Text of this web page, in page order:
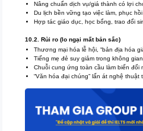
Nâng chuẩn dịch vụ/giá thành có lợi
Du lịch bền vững tạo việc làm, phục
Hợp tác giáo dục, học bổng, trao đổi
10.2. Rủi ro (lo ngại mất bản sắc)
Thương mại hóa lễ hội, “bản địa hóa
Tiếng mẹ đẻ suy giảm trong không
Chuỗi cung ứng toàn cầu làm biến đổi
“Văn hóa đại chúng” lấn át nghệ thuật